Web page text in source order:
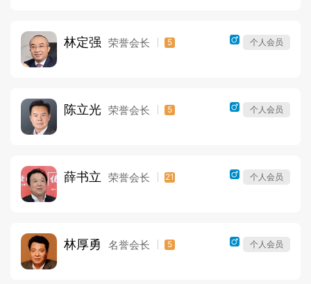
林定强 荣誉会长 5 个人会员
陈立光 荣誉会长 5 个人会员
薛书立 荣誉会长 21 个人会员
林厚勇 名誉会长 5 个人会员